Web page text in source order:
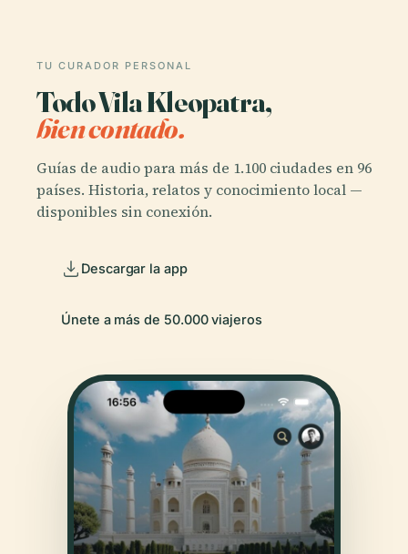
TU CURADOR PERSONAL
Todo Vila Kleopatra,
bien contado.
Guías de audio para más de 1.100 ciudades en 96
países. Historia, relatos y conocimiento local —
disponibles sin conexión.
Descargar la app
Únete a más de 50.000 viajeros